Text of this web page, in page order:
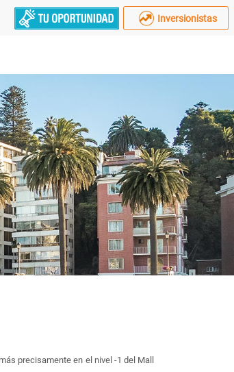
Inversionistas
precisamente en el nivel -1 del Mall